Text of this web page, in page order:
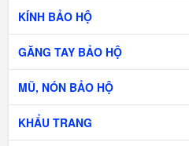
KÍNH BẢO HỘ
GĂNG TAY BẢO HỘ
MŨ, NÓN BẢO HỘ
KHẨU TRANG